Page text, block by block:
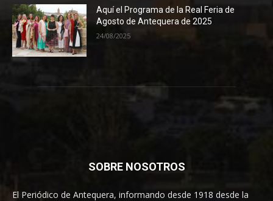
Aquí el Programa de la Real Feria de
Agosto de Antequera de 2025
24/08/2025
SOBRE NOSOTROS
El Periódico de Antequera, informando desde 1918 desde la